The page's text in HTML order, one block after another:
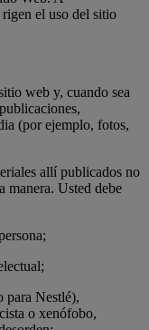
el uso del sitio
web y, cuando sea
(por ejemplo, fotos,
allí publicados no
manera. Usted debe
para Nestlé),
o xenófobo,